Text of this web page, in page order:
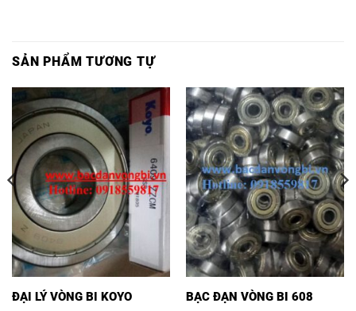
SẢN PHẨM TƯƠNG TỰ
ĐẠI LÝ VÒNG BI KOYO BẠC ĐẠN VÒNG BI 608